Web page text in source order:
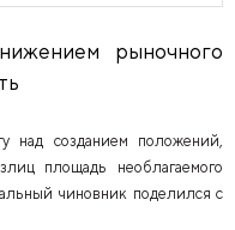
над созданием положений,
площадь необлагаемого
чиновник поделился с